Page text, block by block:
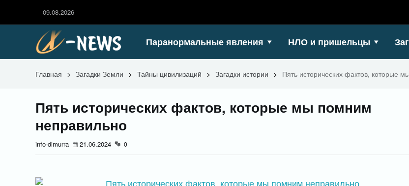
09.08.2026
Паранормальные явления НЛО и пришельцы
Главная > Загадки Земли > Тайны цивилизаций > Загадки истории > Пять исторических фактов, которые
Пять исторических фактов, которые мы помним
неправильно
info-dimurra 21.06.2024 0